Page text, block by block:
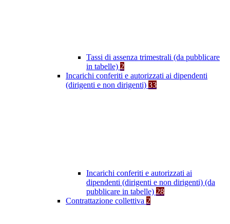
Tassi di assenza trimestrali (da pubblicare
in tabelle) 2
Incarichi conferiti e autorizzati ai dipendenti
(dirigenti e non dirigenti) 33
Incarichi conferiti e autorizzati ai
dipendenti (dirigenti e non dirigenti) (da
pubblicare in tabelle) 28
Contrattazione collettiva 2